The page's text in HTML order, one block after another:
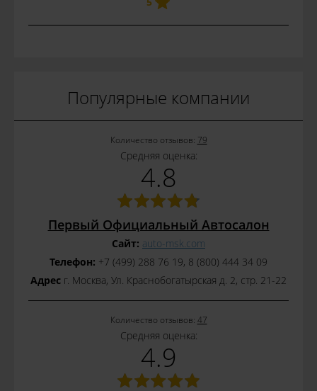
Популярные компании
Количество отзывов: 79
Средняя оценка:
4.8
Первый Официальный Автосалон
Сайт: auto-msk.com
Телефон: +7 (499) 288 76 19, 8 (800) 444 34 09
Адрес г. Москва, Ул. Краснобогатырская д. 2, стр. 21-22
Количество отзывов: 47
Средняя оценка:
4.9